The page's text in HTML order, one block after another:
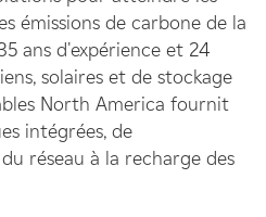
émissions de carbone de la
ans d'expérience et 24
solaires et de stockage
North America fournit
intégrées, de
réseau à la recharge des